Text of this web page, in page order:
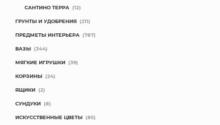
САНТИНО ТЕРРА (12)
ГРУНТЫ И УДОБРЕНИЯ (211)
ПРЕДМЕТЫ ИНТЕРЬЕРА (787)
ВАЗЫ (344)
МЯГКИЕ ИГРУШКИ (39)
КОРЗИНЫ (24)
ЯЩИКИ (2)
СУНДУКИ (8)
ИСКУССТВЕННЫЕ ЦВЕТЫ (85)